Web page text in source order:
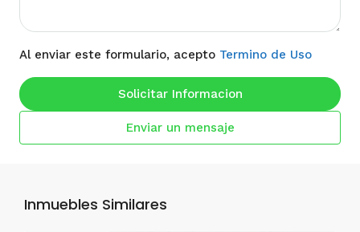
Al enviar este formulario, acepto Termino de Uso
Solicitar Informacion
Enviar un mensaje
Inmuebles Similares